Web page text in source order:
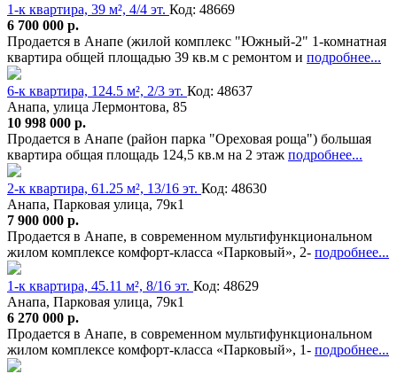
1-к квартира, 39 м², 4/4 эт. Код: 48669
6 700 000 р.
Продается в Анапе (жилой комплекс "Южный-2" 1-комнатная
квартира общей площадью 39 кв.м с ремонтом и подробнее...
6-к квартира, 124.5 м², 2/3 эт. Код: 48637
Анапа, улица Лермонтова, 85
10 998 000 р.
Продается в Анапе (район парка "Ореховая роща") большая
квартира общая площадь 124,5 кв.м на 2 этаж подробнее...
2-к квартира, 61.25 м², 13/16 эт. Код: 48630
Анапа, Парковая улица, 79к1
7 900 000 р.
Продается в Анапе, в современном мультифункциональном
жилом комплексе комфорт-класса «Парковый», 2- подробнее...
1-к квартира, 45.11 м², 8/16 эт. Код: 48629
Анапа, Парковая улица, 79к1
6 270 000 р.
Продается в Анапе, в современном мультифункциональном
жилом комплексе комфорт-класса «Парковый», 1- подробнее...